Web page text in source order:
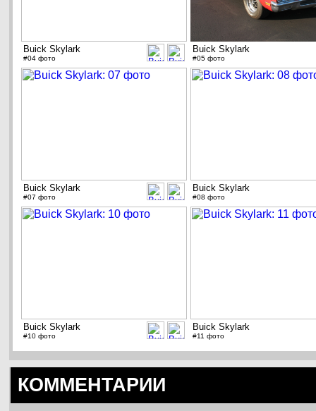
Buick Skylark
#04 фото
Buick Skylark
#05 фото
Buick Skylark
#07 фото
Buick Skylark
#08 фото
Buick Skylark
#10 фото
Buick Skylark
#11 фото
КОММЕНТАРИИ